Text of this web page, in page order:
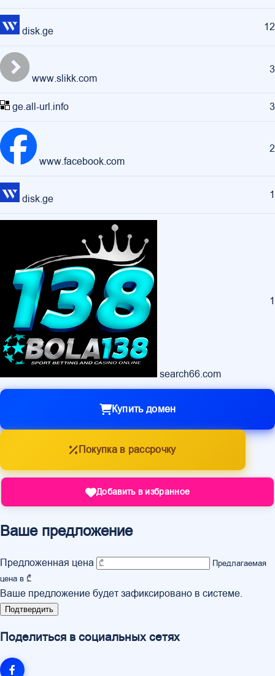
disk.ge 12
www.slikk.com
3
ge.all-url.info 3
www.facebook.com
2
disk.ge 1
search66.com
1
Купить домен
Покупка в рассрочку
Добавить в избранное
Ваше предложение
Предложенная цена
Предлагаемая
цена в ₾
Ваше предложение будет зафиксировано в системе.
Подтвердить
Поделиться в социальных сетях